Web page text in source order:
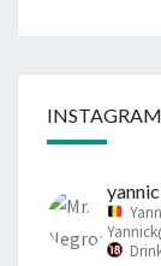
INSTAGRAM